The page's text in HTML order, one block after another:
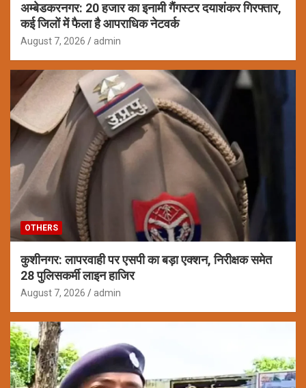
अम्बेडकरनगर: 20 हजार का इनामी गैंगस्टर दयाशंकर गिरफ्तार,
कई जिलों में फैला है आपराधिक नेटवर्क
August 7, 2026 admin
OTHERS
कुशीनगर: लापरवाही पर एसपी का बड़ा एक्शन, निरीक्षक समेत
28 पुलिसकर्मी लाइन हाजिर
August 7, 2026 admin